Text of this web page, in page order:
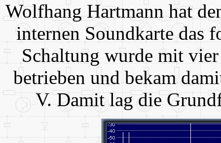
Wolfhang Hartmann hat
internen Soundkarte das
Schaltung wurde mit
betrieben und bekam
V. Damit lag die